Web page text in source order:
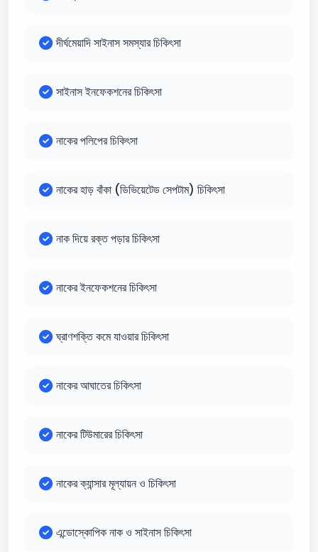
দীর্ঘমেয়াদি সাইনাস সমস্যার চিকিৎসা
সাইনাস ইনফেকশনের চিকিৎসা
নাকের পলিপের চিকিৎসা
নাকের হাড় বাঁকা (ডিভিয়েটেড সেপটাম) চিকিৎসা
নাক দিয়ে রক্ত পড়ার চিকিৎসা
নাকের ইনফেকশনের চিকিৎসা
ঘ্রাণশক্তি কমে যাওয়ার চিকিৎসা
নাকের আঘাতের চিকিৎসা
নাকের টিউমারের চিকিৎসা
নাকের ক্যান্সার মূল্যায়ন ও চিকিৎসা
এন্ডোস্কোপিক নাক ও সাইনাস চিকিৎসা